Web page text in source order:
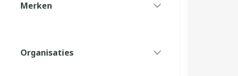
Merken
Organisaties